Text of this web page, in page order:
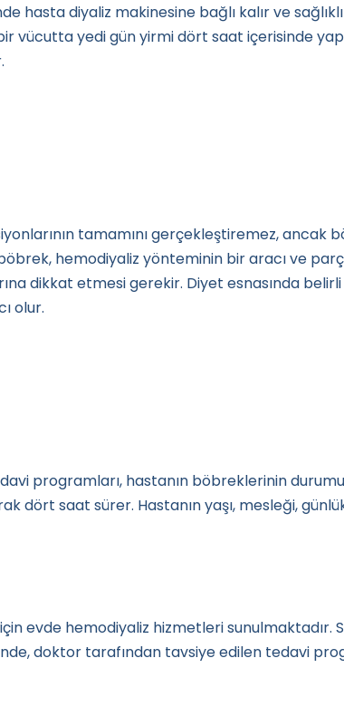
hasta diyaliz makinesine bağlı kalır ve
vücutta yedi gün yirmi dört saat içerisinde
tamamını gerçekleştiremez, ancak
hemodiyaliz yönteminin bir aracı ve
dikkat etmesi gerekir. Diyet esnasında belirli
olur.
programları, hastanın böbreklerinin
dört saat sürer. Hastanın yaşı, mesleği,
evde hemodiyaliz hizmetleri sunulmaktadır.
doktor tarafından tavsiye edilen tedavi